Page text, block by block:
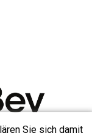
Sie sich damit